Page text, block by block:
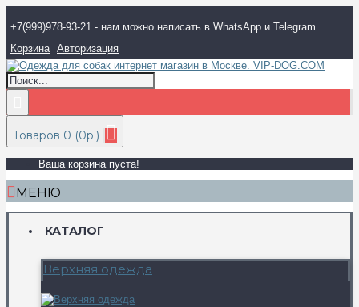
+7(999)978-93-21 - нам можно написать в WhatsApp и Telegram
Корзина Авторизация
Товаров 0 (0р.)
Ваша корзина пуста!
МЕНЮ
КАТАЛОГ
Верхняя одежда